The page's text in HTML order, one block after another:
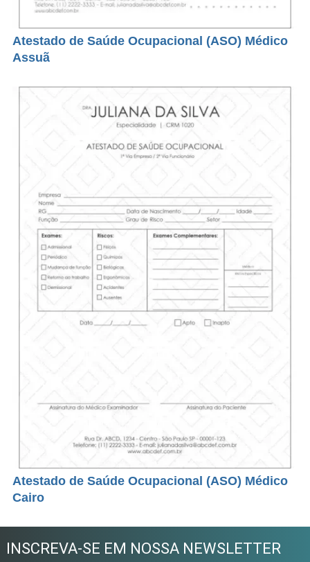
Atestado de Saúde Ocupacional (ASO) Médico
Assuã
Atestado de Saúde Ocupacional (ASO) Médico
Cairo
INSCREVA-SE EM NOSSA NEWSLETTER